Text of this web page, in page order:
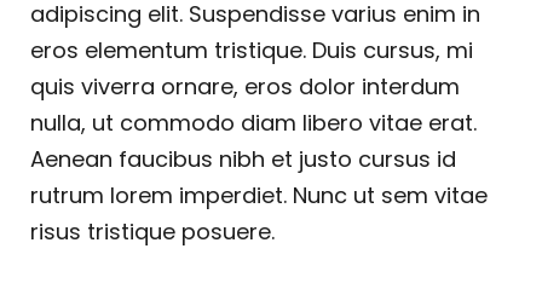
adipiscing elit. Suspendisse varius enim in
eros elementum tristique. Duis cursus, mi
quis viverra ornare, eros dolor interdum
nulla, ut commodo diam libero vitae erat.
Aenean faucibus nibh et justo cursus id
rutrum lorem imperdiet. Nunc ut sem vitae
risus tristique posuere.